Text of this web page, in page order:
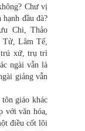
Chư vị
đầu đà?
Chi, Thảo
Tử, Lâm Tế,
trú xứ, trụ trì
ngài vẫn là
giảng vẫn
giáo khác
với văn hóa,
điều cốt lõi